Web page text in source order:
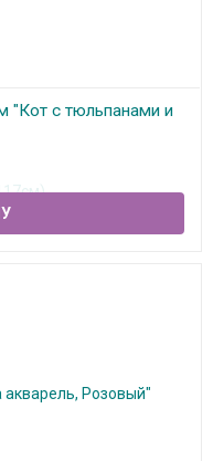
"Кот с тюльпанами и